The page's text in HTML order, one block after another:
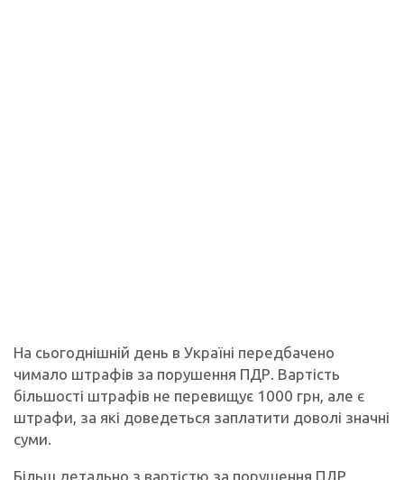
На сьогоднішній день в Україні передбачено
чимало штрафів за порушення ПДР. Вартість
більшості штрафів не перевищує 1000 грн, але є
штрафи, за які доведеться заплатити доволі значні
суми.
Більш детально з вартістю за порушення ПДР